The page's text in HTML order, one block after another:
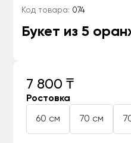
Код товара: 074
Букет из 5
7 800 ₸
Ростовка
60 см 70 см